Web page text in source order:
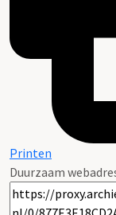
Printen
Duurzaam